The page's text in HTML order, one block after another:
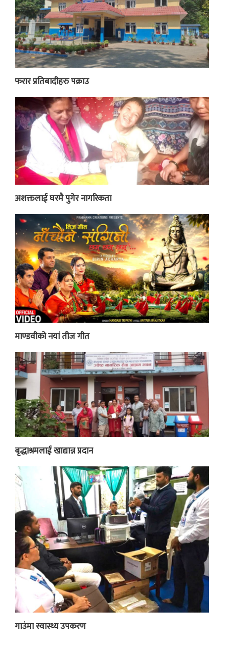
फरार प्रतिबादीहरु पक्राउ
अशक्तलाई घरमै पुगेर नागरिकता
माण्डवीको नयां तीज गीत
बृद्धाश्रमलाई खाद्यान्न प्रदान
गाउंमा स्वास्थ्य उपकरण